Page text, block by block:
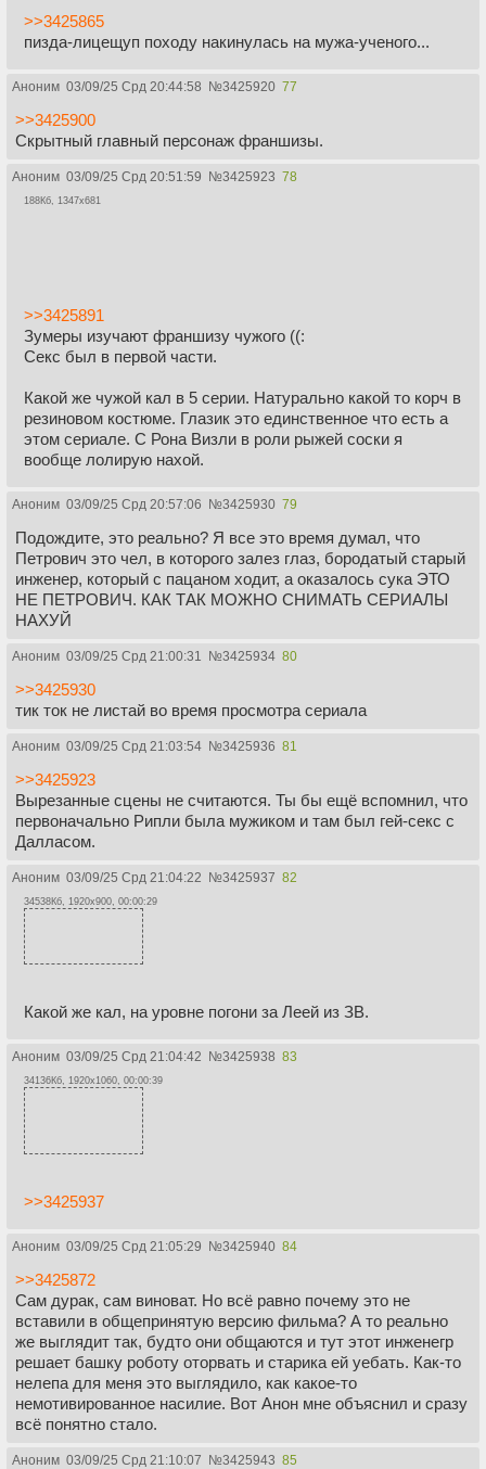
>>3425865
пизда-лицещуп походу накинулась на мужа-ученого...
Аноним 03/09/25 Срд 20:44:58 №3425920 77
>>3425900
Скрытный главный персонаж франшизы.
Аноним 03/09/25 Срд 20:51:59 №3425923 78
188Кб, 1347x681
>>3425891
Зумеры изучают франшизу чужого ((:
Секс был в первой части.
Какой же чужой кал в 5 серии. Натурально какой то корч в
резиновом костюме. Глазик это единственное что есть а
этом сериале. С Рона Визли в роли рыжей соски я
вообще лолирую нахой.
Аноним 03/09/25 Срд 20:57:06 №3425930 79
Подождите, это реально? Я все это время думал, что
Петрович это чел, в которого залез глаз, бородатый старый
инженер, который с пацаном ходит, а оказалось сука ЭТО
НЕ ПЕТРОВИЧ. КАК ТАК МОЖНО СНИМАТЬ СЕРИАЛЫ
НАХУЙ
Аноним 03/09/25 Срд 21:00:31 №3425934 80
>>3425930
тик ток не листай во время просмотра сериала
Аноним 03/09/25 Срд 21:03:54 №3425936 81
>>3425923
Вырезанные сцены не считаются. Ты бы ещё вспомнил, что
первоначально Рипли была мужиком и там был гей-секс с
Далласом.
Аноним 03/09/25 Срд 21:04:22 №3425937 82
34538Кб, 1920x900, 00:00:29
Какой же кал, на уровне погони за Леей из ЗВ.
Аноним 03/09/25 Срд 21:04:42 №3425938 83
34136Кб, 1920x1060, 00:00:39
>>3425937
Аноним 03/09/25 Срд 21:05:29 №3425940 84
>>3425872
Сам дурак, сам виноват. Но всё равно почему это не
вставили в общепринятую версию фильма? А то реально
же выглядит так, будто они общаются и тут этот инженегр
решает башку роботу оторвать и старика ей уебать. Как-то
нелепа для меня это выглядило, как какое-то
немотивированное насилие. Вот Анон мне объяснил и сразу
всё понятно стало.
Аноним 03/09/25 Срд 21:10:07 №3425943 85